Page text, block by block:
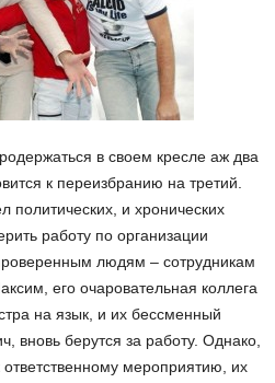
в своем кресле аж два
к переизбранию на третий.
политических, и хронических
работу по организации
людям – сотрудникам
его очаровательная коллега
на язык, и их бессменный
вновь берутся за работу. Однако,
ответственному мероприятию, их